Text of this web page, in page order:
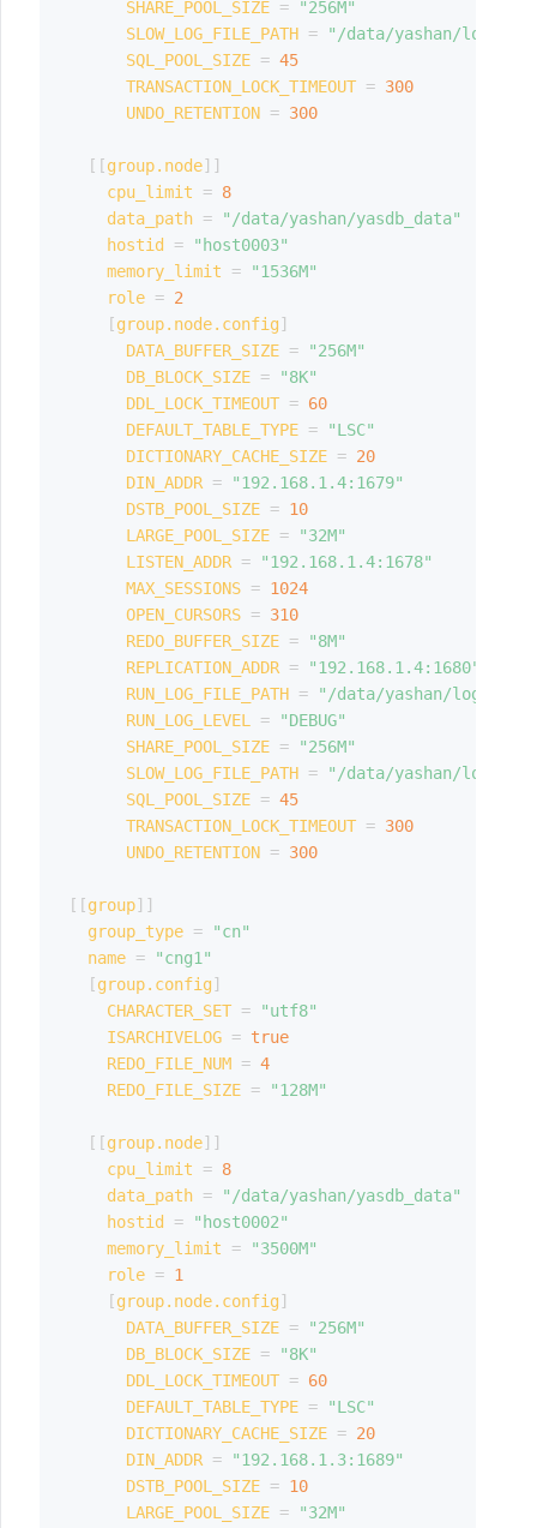
SHARE_POOL_SIZE =
"256M"
SLOW_LOG_FILE_PATH =
"/data/yashan/log"
SQL_POOL_SIZE = 45
TRANSACTION_LOCK_TIMEOUT = 300
UNDO_RETENTION = 300
[ [group.node] ]
cpu_limit
= 8
data_path =
"/data/yashan/yasdb_data"
hostid
=
"host0003"
memory_limit
=
"1536M"
role = 2
[group.node.config]
DATA_BUFFER_SIZE =
"256M"
DB_BLOCK_SIZE =
"8K"
DDL_LOCK_TIMEOUT = 60
DEFAULT_TABLE_TYPE =
"LSC"
DICTIONARY_CACHE_SIZE = 20
DIN_ADDR =
"192.168.1.4:1679"
DSTB_POOL_SIZE = 10
LARGE_POOL_SIZE =
"32M"
LISTEN_ADDR =
"192.168.1.4:1678"
MAX_SESSIONS = 1024
OPEN_CURSORS = 310
REDO_BUFFER_SIZE =
"8M"
REPLICATION_ADDR =
"192.168.1.4:1680"
RUN_LOG_FILE_PATH =
"/data/yashan/log"
RUN_LOG_LEVEL
=
"DEBUG"
SHARE_POOL_SIZE =
"256M"
SLOW_LOG_FILE_PATH =
"/data/yashan/log"
SQL_POOL_SIZE = 45
TRANSACTION_LOCK_TIMEOUT = 300
UNDO_RETENTION = 300
[ [group] ]
group_type =
"cn"
name =
"cng1"
[group.config]
CHARACTER_SET =
"utf8"
ISARCHIVELOG = true
REDO_FILE_NUM = 4
REDO_FILE_SIZE = "128M"
[ [group.node] ]
cpu_limit
= 8
data_path =
"/data/yashan/yasdb_data"
hostid
=
"host0002"
memory_limit
=
"3500M"
role = 1
[group.node.config]
DATA_BUFFER_SIZE =
"256M"
DB_BLOCK_SIZE =
"8K"
DDL_LOCK_TIMEOUT = 60
DEFAULT_TABLE_TYPE =
"LSC"
DICTIONARY_CACHE_SIZE = 20
DIN_ADDR =
"192.168.1.3:1689"
DSTB_POOL_SIZE = 10
LARGE_POOL_SIZE =
"32M"